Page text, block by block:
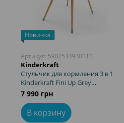
Новинка
Артикул: 5902533930111
Kinderkraft
Стульчик для кормления 3 в 1
Kinderkraft Fini Up Grey
(KHFINIUPGRY0000) с
режимом шезлонг для
новорожденных, дуга с 3
игрушками, двойной поднос
7 990 грн
В корзину